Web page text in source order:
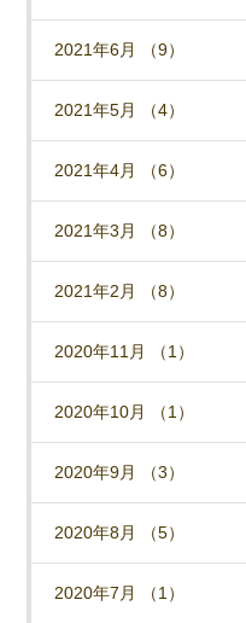
2021年6月 （9）
2021年5月 （4）
2021年4月 （6）
2021年3月 （8）
2021年2月 （8）
2020年11月 （1）
2020年10月 （1）
2020年9月 （3）
2020年8月 （5）
2020年7月 （1）